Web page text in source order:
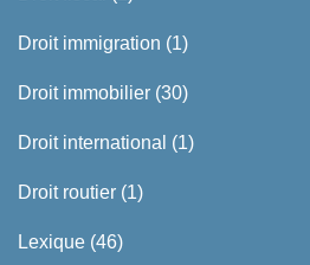
Droit immigration (1)
Droit immobilier (30)
Droit international (1)
Droit routier (1)
Lexique (46)